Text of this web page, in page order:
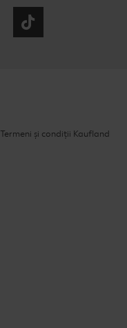
LinkedIn
Termeni și condiții Kaufland